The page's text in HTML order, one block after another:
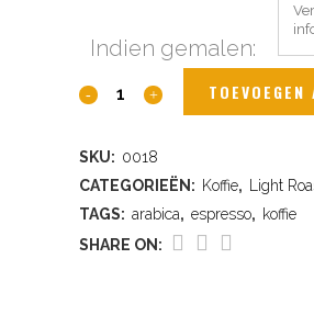
Indien gemalen:
Nicaragua
TOEVOEGEN
SKU: 0018
CATEGORIEËN: Koffie,
Light
TAGS: arabica, espresso, koffie
SHARE ON: